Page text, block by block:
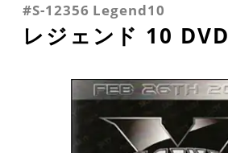
#S-12356 Legend10
レジェンド 10 DVD